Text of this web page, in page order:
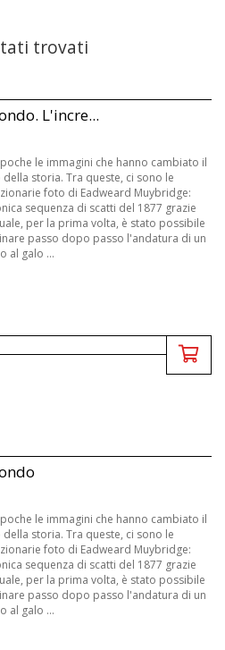
trovati
L'incre...
le immagini che hanno cambiato il
della storia. Tra queste, ci sono le
foto di Eadweard Muybridge:
sequenza di scatti del 1877 grazie
per la prima volta, è stato possibile
passo dopo passo l'andatura di un
al galo ...
le immagini che hanno cambiato il
della storia. Tra queste, ci sono le
foto di Eadweard Muybridge:
sequenza di scatti del 1877 grazie
per la prima volta, è stato possibile
passo dopo passo l'andatura di un
al galo ...